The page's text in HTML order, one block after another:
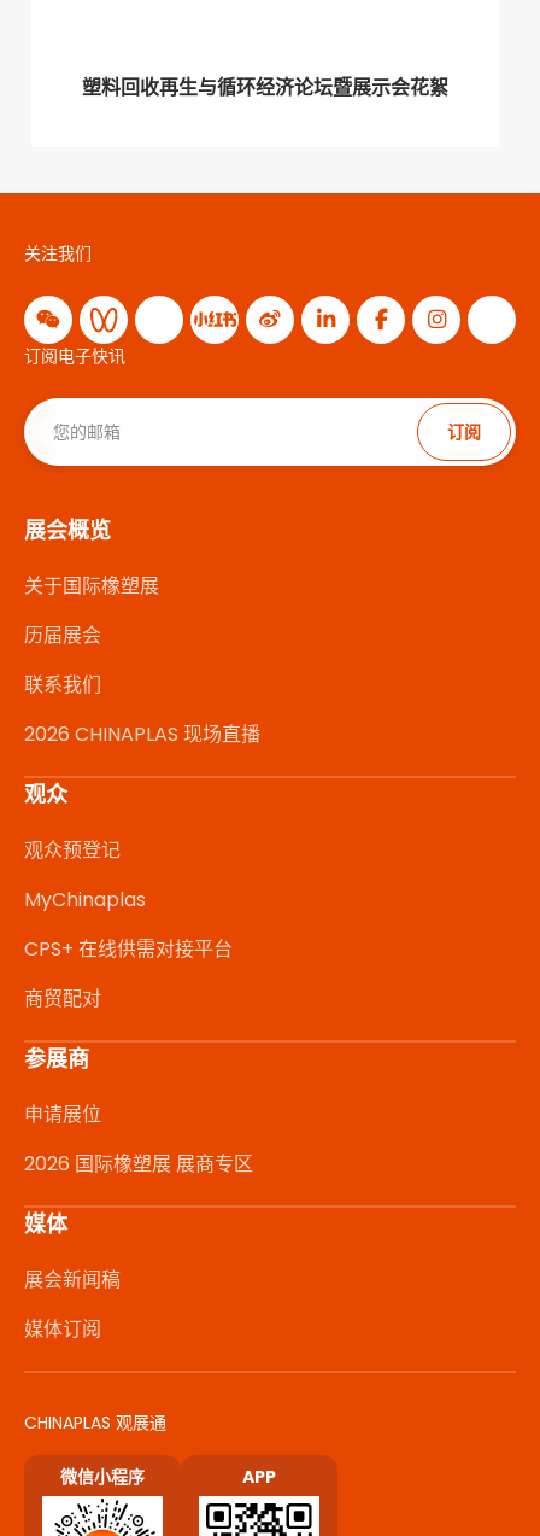
塑料回收再生与循环经济论坛暨展示会花絮
关注我们
订阅电子快讯
订阅
展会概览
关于国际橡塑展
历届展会
联系我们
2026 CHINAPLAS 现场直播
观众
观众预登记
MyChinaplas
CPS+ 在线供需对接平台
商贸配对
参展商
申请展位
2026 国际橡塑展 展商专区
媒体
展会新闻稿
媒体订阅
CHINAPLAS 观展通
微信小程序 APP